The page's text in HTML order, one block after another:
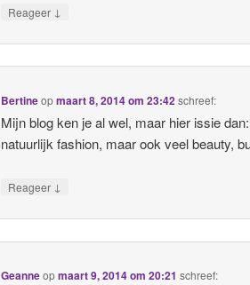
Reageer ↓
Bertineopmaart 8, 2014 om 23:42schreef:
Mijn blog ken je al wel, maar hier issie dan:
natuurlijk fashion, maar ook veel beauty,
Reageer ↓
Geanneopmaart 9, 2014 om 20:21 schreef: